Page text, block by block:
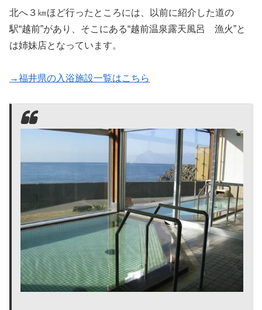
北へ３㎞ほど行ったところには、以前に紹介した道の
駅“越前”があり、そこにある“越前温泉露天風呂 漁火”と
は姉妹店となっています。
→福井県の入浴施設一覧はこちら